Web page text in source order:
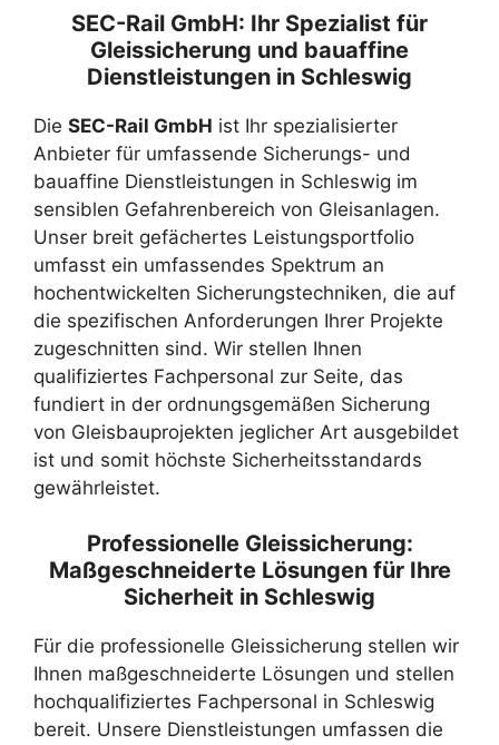
SEC-Rail GmbH: Ihr Spezialist für
Gleissicherung und bauaffine
Dienstleistungen in Schleswig
Die SEC-Rail GmbH ist Ihr spezialisierter
Anbieter für umfassende Sicherungs- und
bauaffine Dienstleistungen in Schleswig im
sensiblen Gefahrenbereich von Gleisanlagen.
Unser breit gefächertes Leistungsportfolio
umfasst ein umfassendes Spektrum an
hochentwickelten Sicherungstechniken, die auf
die spezifischen Anforderungen Ihrer Projekte
zugeschnitten sind. Wir stellen Ihnen
qualifiziertes Fachpersonal zur Seite, das
fundiert in der ordnungsgemäßen Sicherung
von Gleisbauprojekten jeglicher Art ausgebildet
ist und somit höchste Sicherheitsstandards
gewährleistet.
Professionelle Gleissicherung:
Maßgeschneiderte Lösungen für Ihre
Sicherheit in Schleswig
Für die professionelle Gleissicherung stellen wir
Ihnen maßgeschneiderte Lösungen und stellen
hochqualifiziertes Fachpersonal in Schleswig
bereit. Unsere Dienstleistungen umfassen die